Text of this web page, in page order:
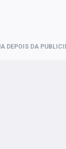
DEPOIS DA